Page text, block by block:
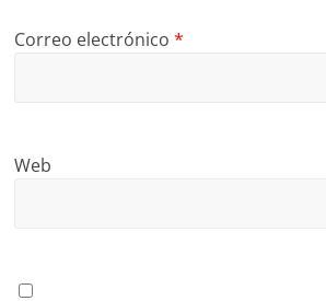
Correo electrónico*
Web